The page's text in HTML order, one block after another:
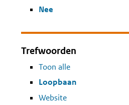
Nee
Trefwoorden
Toon alle
Loopbaan
Website